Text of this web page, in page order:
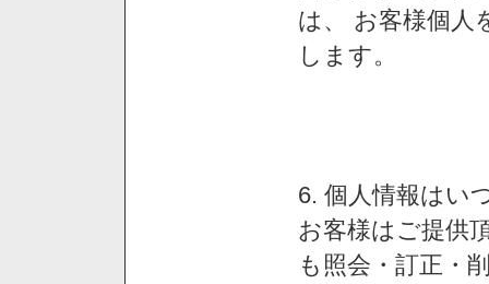
は、 お客様個人
します。
6. 個人情報はい
お客様はご提供
も照会・訂正・